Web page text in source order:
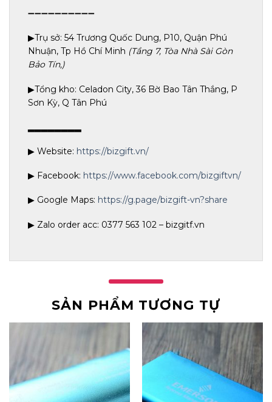
➖➖➖➖➖➖➖➖➖➖
▶Trụ sở: 54 Trương Quốc Dung, P10, Quận Phú
Nhuận, Tp Hồ Chí Minh (Tầng 7, Tòa Nhà Sài Gòn
Bảo Tín,)
▶Tổng kho: Celadon City, 36 Bờ Bao Tân Thắng, P
Sơn Kỳ, Q Tân Phú
▂▂▂▂▂▂▂▂
▶ Website: https://bizgift.vn/
▶ Facebook: https://www.facebook.com/bizgiftvn/
▶ Google Maps: https://g.page/bizgift-vn?share
▶ Zalo order acc: 0377 563 102 – bizgitf.vn
SẢN PHẨM TƯƠNG TỰ